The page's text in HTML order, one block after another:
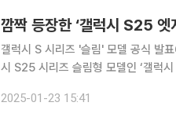
갤럭시 S 시리즈 '슬림' 모델 공식 발표6㎜
시 S25 시리즈 슬림형 모델인 ‘갤럭
형 모델을 선보일 것으로 점쳐지면서
2025-01-23 15:41